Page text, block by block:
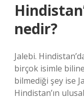
nedir?
Jalebi.
birçok isimle
bilmediği şey ise
Hindistan’ın